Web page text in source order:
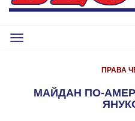
Toggle
ПРАВА
МАЙДАН ПО-